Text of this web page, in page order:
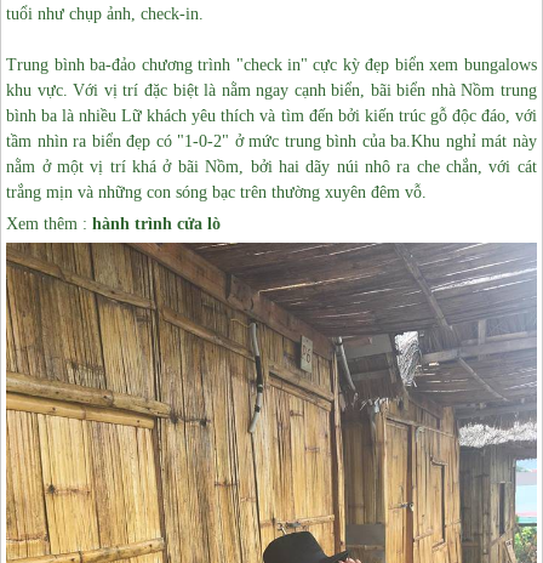
tuổi như chụp ảnh, check-in.
Trung bình ba-đảo chương trình "check in" cực kỳ đẹp biển xem bungalows
khu vực. Với vị trí đặc biệt là nằm ngay cạnh biển, bãi biển nhà Nồm trung
bình ba là nhiều Lữ khách yêu thích và tìm đến bởi kiến trúc gỗ độc đáo, với
tầm nhìn ra biển đẹp có "1-0-2" ở mức trung bình của ba.Khu nghỉ mát này
nằm ở một vị trí khá ở bãi Nồm, bởi hai dãy núi nhô ra che chắn, với cát
trắng mịn và những con sóng bạc trên thường xuyên đêm vỗ.
Xem thêm :hành trìnhcửa lò